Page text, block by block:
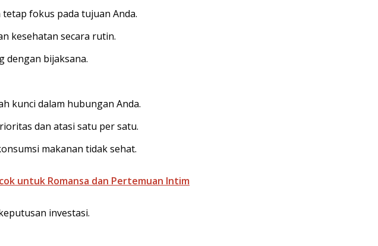
fokus pada tujuan Anda.
kesehatan secara rutin.
dengan bijaksana.
kunci dalam hubungan Anda.
dan atasi satu per satu.
makanan tidak sehat.
untuk Romansa dan Pertemuan Intim
investasi.